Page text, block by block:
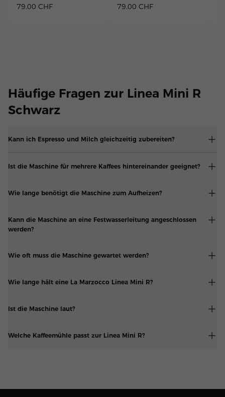
79.00 CHF 79.00 CHF
Häufige Fragen zur Linea Mini R
Schwarz
Kann ich Espresso und Milch gleichzeitig zubereiten?
Ist die Maschine für mehrere Kaffees hintereinander geeignet?
Wie lange benötigt die Maschine zum Aufheizen?
Kann die Maschine an eine Festwasserleitung angeschlossen
werden?
Wie oft muss die Maschine gewartet werden?
Wie lange hält eine La Marzocco Linea Mini R?
Ist die Maschine laut?
Welche Kaffeemühle passt zur Linea Mini R?